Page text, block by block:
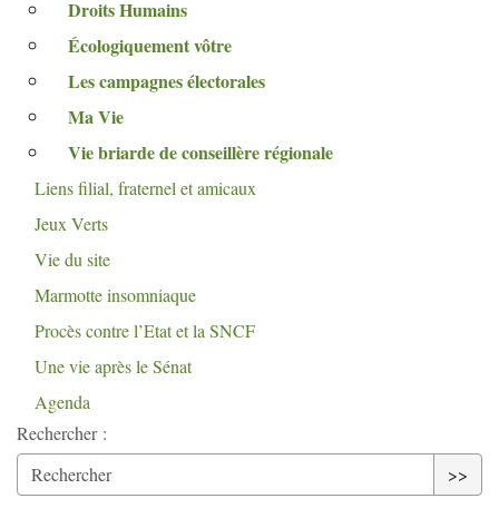
Droits Humains
Écologiquement vôtre
Les campagnes électorales
Ma Vie
Vie briarde de conseillère régionale
Liens filial, fraternel et amicaux
Jeux Verts
Vie du site
Marmotte insomniaque
Procès contre l’Etat et la SNCF
Une vie après le Sénat
Agenda
Rechercher :
>>